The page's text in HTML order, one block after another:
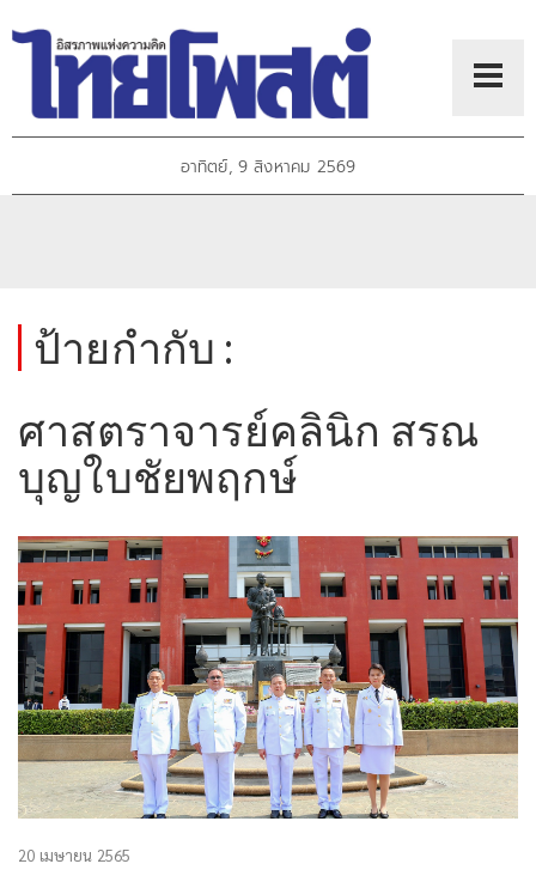
อาทิตย์, 9 สิงหาคม 2569
ป้ายกำกับ :
ศาสตราจารย์คลินิก สรณ
บุญใบชัยพฤกษ์
20 เมษายน 2565